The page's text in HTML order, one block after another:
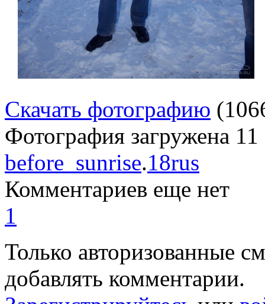
Скачать фотографию
Фотография загружена
before_sunrise.18rus
Комментариев еще нет
1
Только авторизованные
добавлять комментарии.